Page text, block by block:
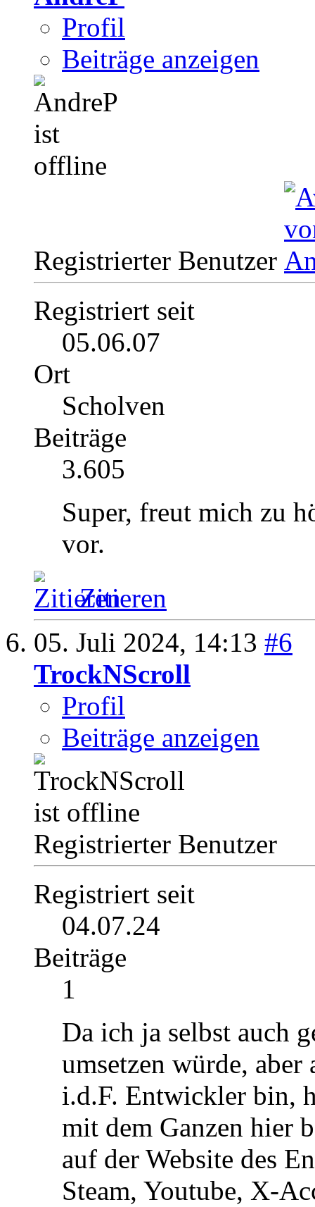
Profil
Beiträge anzeigen
Registrierter Benutzer
Registriert seit
05.06.07
Ort
Scholven
Beiträge
3.605
Super, freut mich zu
vor.
Zitieren
05. Juli 2024, 14:13 #6
TrockNScroll
Profil
Beiträge anzeigen
Registrierter Benutzer
Registriert seit
04.07.24
Beiträge
1
Da ich ja selbst auch
umsetzen würde,
i.d.F. Entwickler bin,
mit dem Ganzen hier
auf der Website des
Steam, Youtube, X-